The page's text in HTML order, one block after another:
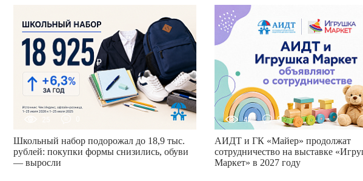
Школьный набор подорожал до 18,9 тыс.
рублей: покупки формы снизились, обуви
— выросли
42 0
АИДТ и ГК «Майер» продолжат
сотрудничество на выставке
Маркет» в 2027 году